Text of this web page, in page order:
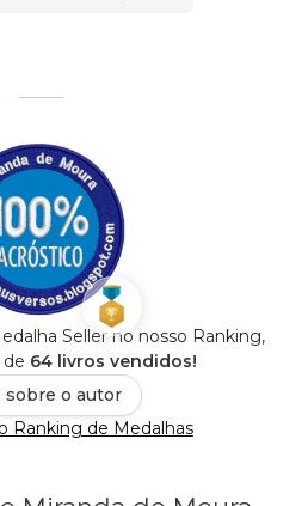
Seller no nosso Ranking,
64 livros vendidos!
sobre o autor
Ranking de Medalhas